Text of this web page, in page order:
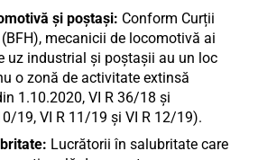
și poștași: Conform Curții
mecanicii de locomotivă ai
uz industrial și poștașii au un loc
o zonă de activitate extinsă
1.10.2020, VI R 36/18 și
19, VI R 11/19 și VI R 12/19).
Lucrătorii în salubritate care